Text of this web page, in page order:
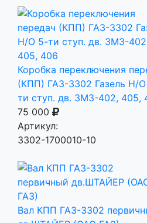
Коробка переключения
(КПП) ГАЗ-3302 Газель Н/
ти ступ. дв. ЗМЗ-402, 405,
75 000
Артикул:
3302-1700010-10
Вал КПП ГАЗ-3302